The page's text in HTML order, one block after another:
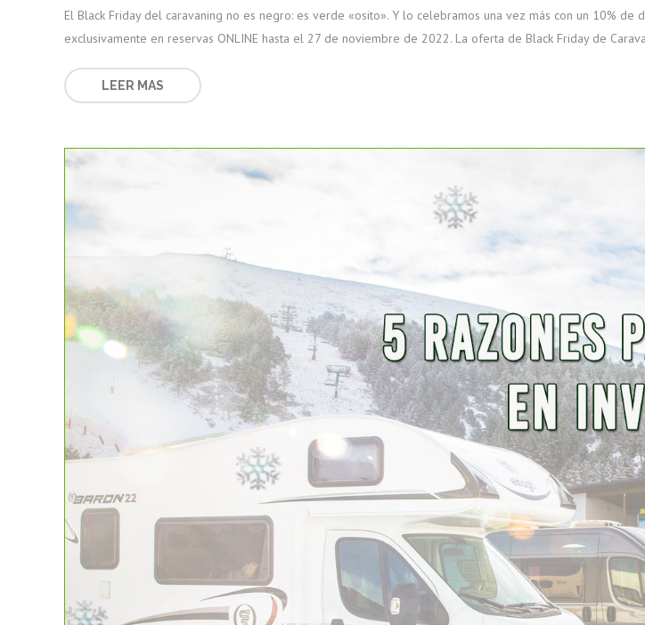
El Black Friday del caravaning no es negro: es verde «osito». Y lo celebramos una vez más con un 10%
exclusivamente en reservas ONLINE hasta el 27 de noviembre de 2022. La oferta de Black Friday de
LEER MAS